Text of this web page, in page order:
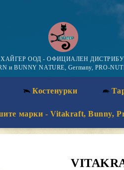
на ХАЙГЕР ООД - ОФИЦИАЛЕН
и BUNNY NATURE, Germany, PRO-
Костенурки
марки - Vitakraft, Bunny,